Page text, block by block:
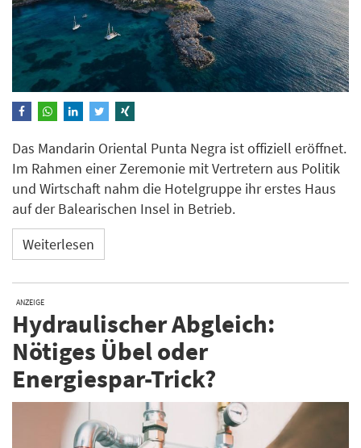
Das Mandarin Oriental Punta Negra ist offiziell eröffnet.
Im Rahmen einer Zeremonie mit Vertretern aus Politik
und Wirtschaft nahm die Hotelgruppe ihr erstes Haus
auf der Balearischen Insel in Betrieb.
Weiterlesen
ANZEIGE
Hydraulischer Abgleich:
Nötiges Übel oder
Energiespar-Trick?